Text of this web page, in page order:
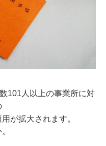
101人以上の事業所に対
が拡大されます。